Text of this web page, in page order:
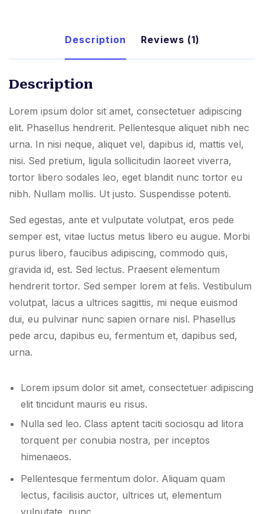
Description Reviews (1)
Description
Lorem ipsum dolor sit amet, consectetuer adipiscing
elit. Phasellus hendrerit. Pellentesque aliquet nibh nec
urna. In nisi neque, aliquet vel, dapibus id, mattis vel,
nisi. Sed pretium, ligula sollicitudin laoreet viverra,
tortor libero sodales leo, eget blandit nunc tortor eu
nibh. Nullam mollis. Ut justo. Suspendisse potenti.
Sed egestas, ante et vulputate volutpat, eros pede
semper est, vitae luctus metus libero eu augue. Morbi
purus libero, faucibus adipiscing, commodo quis,
gravida id, est. Sed lectus. Praesent elementum
hendrerit tortor. Sed semper lorem at felis. Vestibulum
volutpat, lacus a ultrices sagittis, mi neque euismod
dui, eu pulvinar nunc sapien ornare nisl. Phasellus
pede arcu, dapibus eu, fermentum et, dapibus sed,
urna.
Lorem ipsum dolor sit amet, consectetuer adipiscing
elit tincidunt mauris eu risus.
Nulla sed leo. Class aptent taciti sociosqu ad litora
torquent per conubia nostra, per inceptos
himenaeos.
Pellentesque fermentum dolor. Aliquam quam
lectus, facilisis auctor, ultrices ut, elementum